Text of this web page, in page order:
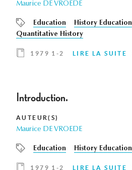
Maurice DE VROEDE
Education
History Education
Quantitative History
1979 1-2 LIRE LA SUITE
Introduction.
AUTEUR(S)
Maurice DE VROEDE
Education History Education
1979 1-2 LIRE LA SUITE